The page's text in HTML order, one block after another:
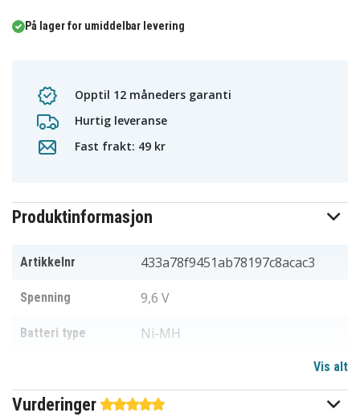
På lager for umiddelbar levering
Opptil 12 måneders garanti
Hurtig leveranse
Fast frakt: 49 kr
Produktinformasjon
Artikkelnr 433a78f9451ab78197c8acac3
Spenning 9,6 V
Batteri type Ni-MH
Mål 81,00 x 81,00 x 107,70 mm
Vis alt
Vurderinger